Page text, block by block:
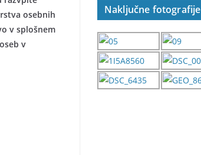
osebnih
v splošnem
v
Naključne fotografije